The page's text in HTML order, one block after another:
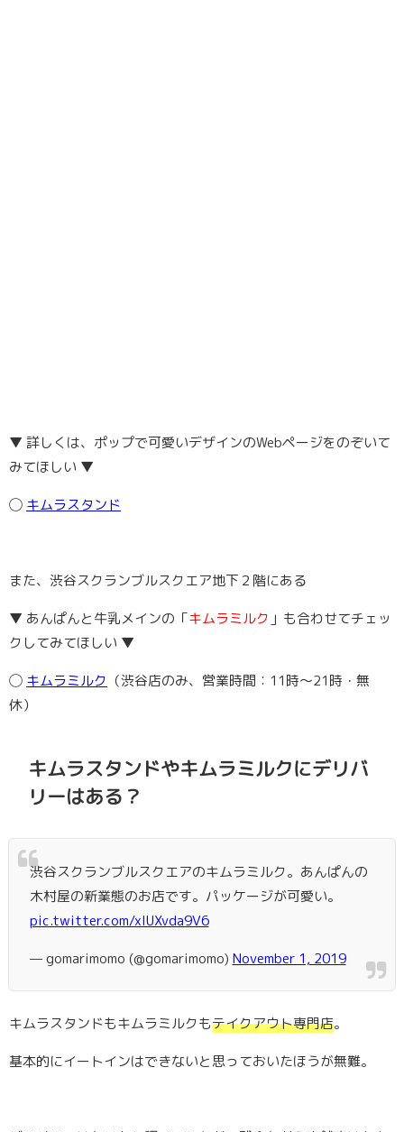
▼ 詳しくは、ポップで可愛いデザインのWebページをのぞいて
みてほしい ▼
◯ キムラスタンド
また、渋谷スクランブルスクエア地下２階にある
▼ あんぱんと牛乳メインの「キムラミルク 」も合わせてチェッ
クしてみてほしい ▼
◯ キムラミルク （渋谷店のみ、営業時間：11時〜21時・無
休）
キムラスタンドやキムラミルクにデリバ
リーはある？
渋谷スクランブルスクエアのキムラミルク。あんぱんの
木村屋の新業態のお店です。パッケージが可愛い。
pic.twitter.com/xIUXvda9V6
— gomarimomo (@gomarimomo) November 1, 2019
キムラスタンドもキムラミルクもテイクアウト専門店。
基本的にイートインはできないと思っておいたほうが無難。